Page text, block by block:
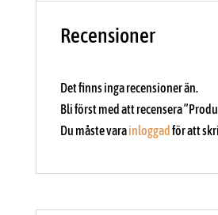
Recensioner
Det finns inga recensioner än.
Bli först med att recensera
Du måste varainloggad för att